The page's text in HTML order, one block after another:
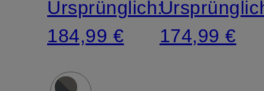
Ursprünglich:
184,99 €
174,99 €